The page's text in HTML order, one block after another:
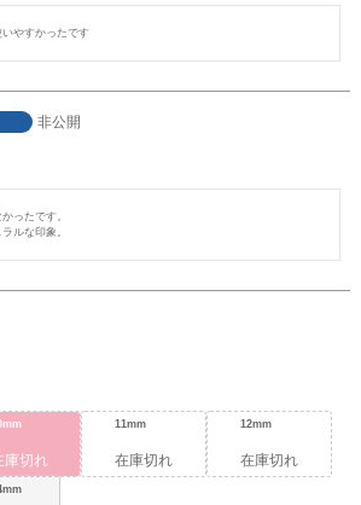
やすかったです
非公開
ったです。
ルな印象。
庫切れ
11mm
在庫切れ
12mm
在庫切れ